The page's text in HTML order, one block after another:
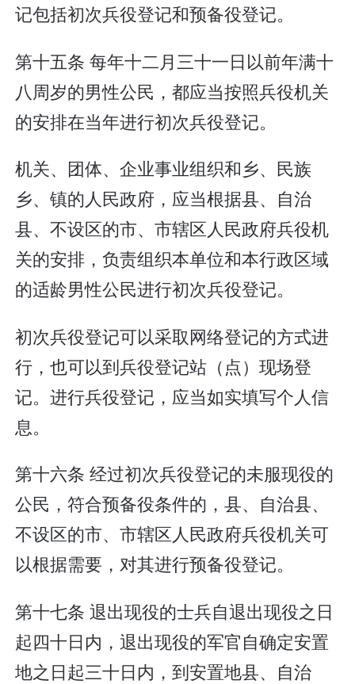
记包括初次兵役登记和预备役登记。
第十五条 每年十二月三十一日以前年满十
八周岁的男性公民，都应当按照兵役机关
的安排在当年进行初次兵役登记。
机关、团体、企业事业组织和乡、民族
乡、镇的人民政府，应当根据县、自治
县、不设区的市、市辖区人民政府兵役机
关的安排，负责组织本单位和本行政区域
的适龄男性公民进行初次兵役登记。
初次兵役登记可以采取网络登记的方式进
行，也可以到兵役登记站（点）现场登
记。进行兵役登记，应当如实填写个人信
息。
第十六条 经过初次兵役登记的未服现役的
公民，符合预备役条件的，县、自治县、
不设区的市、市辖区人民政府兵役机关可
以根据需要，对其进行预备役登记。
第十七条 退出现役的士兵自退出现役之日
起四十日内，退出现役的军官自确定安置
地之日起三十日内，到安置地县、自治